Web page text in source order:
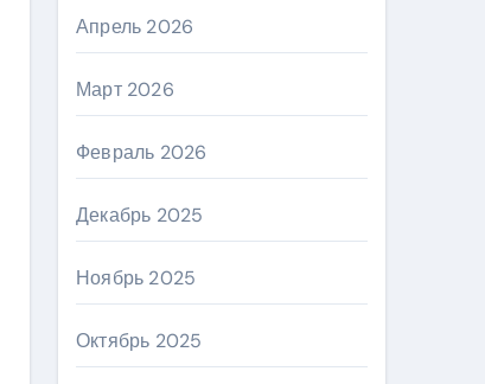
Апрель 2026
Март 2026
Февраль 2026
Декабрь 2025
Ноябрь 2025
Октябрь 2025